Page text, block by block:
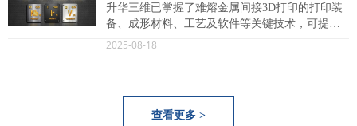
先进的3D打印解决方案及打印服务
升华三维已掌握了难熔金属间接3D打印的打印装
备、成形材料、工艺及软件等关键技术，可提供
难熔金属增材制造解决方案及打印服务。
2025-08-18
查看更多 >